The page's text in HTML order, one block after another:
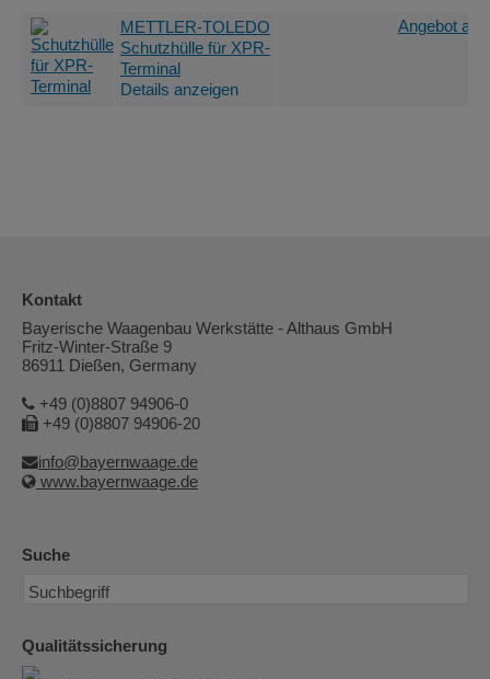
METTLER-TOLEDO
Schutzhülle für XPR-
Terminal
Details anzeigen
Angebot
Kontakt
Bayerische Waagenbau Werkstätte - Althaus GmbH
Fritz-Winter-Straße 9
86911 Dießen, Germany
+49 (0)8807 94906-0
+49 (0)8807 94906-20
info@bayernwaage.de
www.bayernwaage.de
Suche
Qualitätssicherung